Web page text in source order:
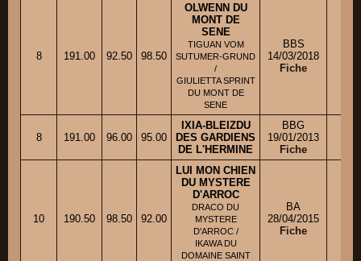
8 191.00 92.50 98.50
OLWENN DU
MONT DE
SENE
TIGUAN VOM
SUTUMER-GRUND
/
GIULIETTA SPRINT
DU MONT DE
SENE
BBS
14/03/2018
Fiche
8 191.00 96.00 95.00
IXIA-BLEIZDU
DES GARDIENS
DE L'HERMINE
BBG
19/01/2013
Fiche
10 190.50 98.50 92.00
LUI MON CHIEN
DU MYSTERE
D'ARROC
DRACO DU
MYSTERE
D'ARROC /
IKAWA DU
DOMAINE SAINT
BA
28/04/2015
Fiche